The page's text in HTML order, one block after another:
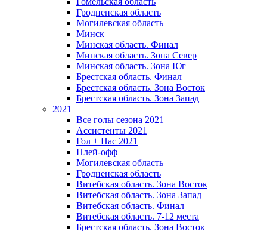
Гродненская область
Могилевская область
Минск
Mинская область. Финал
Минская область. Зона Север
Минская область. Зона Юг
Брестская область. Финал
Брестская область. Зона Восток
Брестская область. Зона Запад
2021
Все голы сезона 2021
Ассистенты 2021
Гол + Пас 2021
Плей-офф
Могилевская область
Гродненская область
Витебская область. Зона Восток
Витебская область. Зона Запад
Витебская область. Финал
Витебская область. 7-12 места
Брестская область. Зона Восток